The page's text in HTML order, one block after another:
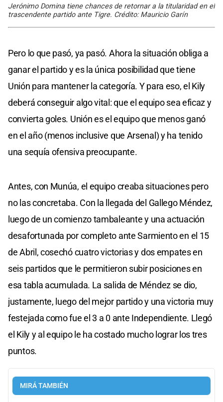
Jerónimo Domina tiene chances de retornar a la titularidad en el
trascendente partido ante Tigre. Crédito: Mauricio Garín
Pero lo que pasó, ya pasó. Ahora la situación obliga a
ganar el partido y es la única posibilidad que tiene
Unión para mantener la categoría. Y para eso, el Kily
deberá conseguir algo vital: que el equipo sea eficaz y
convierta goles. Unión es el equipo que menos ganó
en el año (menos inclusive que Arsenal) y ha tenido
una sequía ofensiva preocupante.
Antes, con Munúa, el equipo creaba situaciones pero
no las concretaba. Con la llegada del Gallego Méndez,
luego de un comienzo tambaleante y una actuación
desafortunada por completo ante Sarmiento en el 15
de Abril, cosechó cuatro victorias y dos empates en
seis partidos que le permitieron subir posiciones en
esa tabla acumulada. La salida de Méndez se dio,
justamente, luego del mejor partido y una victoria muy
festejada como fue el 3 a 0 ante Independiente. Llegó
el Kily y al equipo le ha costado mucho lograr los tres
puntos.
MIRÁ TAMBIÉN